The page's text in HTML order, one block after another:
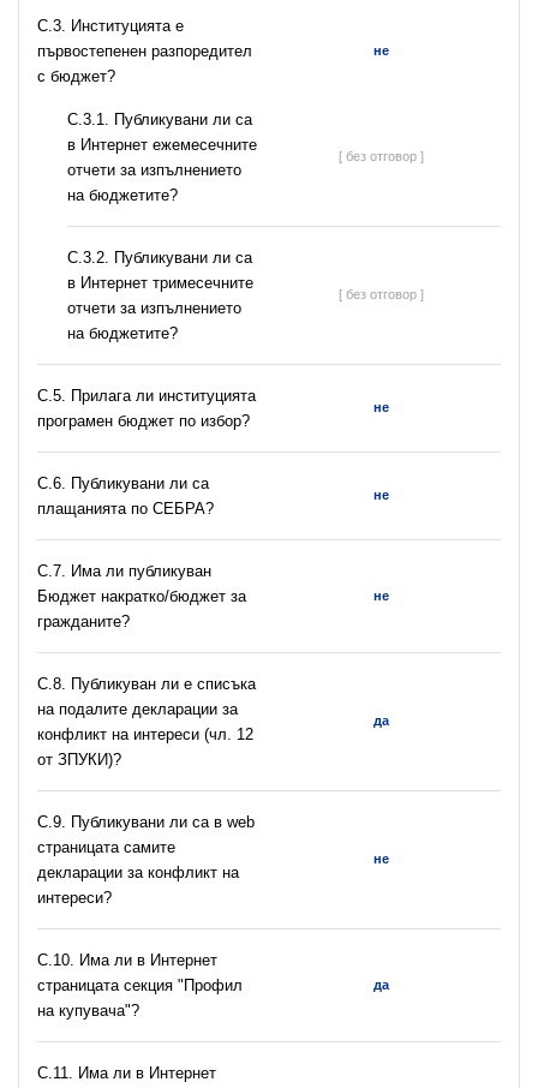
C.3. Институцията е
първостепенен разпоредител
с бюджет?
не
С.3.1. Публикувани ли са
в Интернет ежемесечните
отчети за изпълнението
на бюджетите?
[ без отговор ]
С.3.2. Публикувани ли са
в Интернет тримесечните
отчети за изпълнението
на бюджетите?
[ без отговор ]
С.5. Прилага ли институцията
програмен бюджет по избор?
не
С.6. Публикувани ли са
плащанията по СЕБРА?
не
С.7. Има ли публикуван
Бюджет накратко/бюджет за
гражданите?
не
C.8. Публикуван ли е списъка
на подалите декларации за
конфликт на интереси (чл. 12
от ЗПУКИ)?
да
C.9. Публикувани ли са в web
страницата самите
декларации за конфликт на
интереси?
не
C.10. Има ли в Интернет
страницата секция "Профил
на купувача"?
да
С.11. Има ли в Интернет